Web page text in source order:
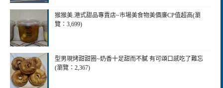
猴猴美.港式甜品專賣店~市場美食物美價廉CP值超高(瀏
覽：3,699)
型男現烤甜甜圈~奶香十足甜而不膩 有可頌口感吃了難忘
(瀏覽：2,367)